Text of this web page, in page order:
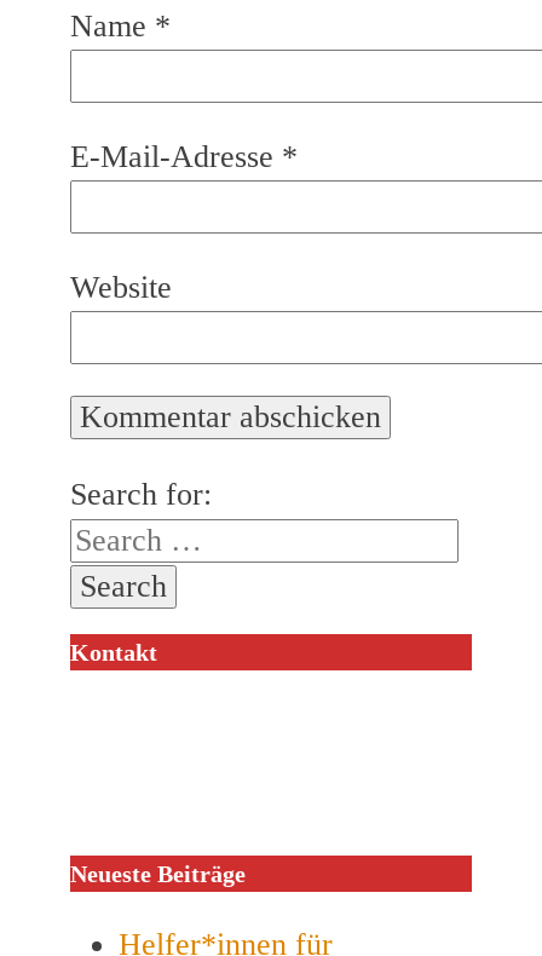
Name *
E-Mail-Adresse *
Website
Search for:
Kontakt
Neueste Beiträge
Helfer*innen für